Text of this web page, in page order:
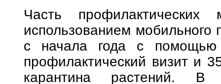
Часть профилактических
использованием мобильного
с начала года с помощью
профилактический визит и
карантина растений. В